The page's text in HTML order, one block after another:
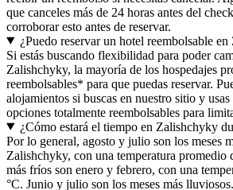
que canceles más de 24 horas antes del
corroborar esto antes de reservar.
¿Puedo reservar un hotel reembolsable
Si estás buscando flexibilidad para poder
Zalishchyky, la mayoría de los hospedajes
reembolsables* para que puedas reservar.
alojamientos si buscas en nuestro sitio y
opciones totalmente reembolsables para
¿Cómo estará el tiempo en Zalishchyky
Por lo general, agosto y julio son los meses
Zalishchyky, con una temperatura promedio
más fríos son enero y febrero, con una
°C. Junio y julio son los meses más lluviosos.